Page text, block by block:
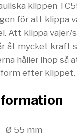
klippen
för att klippa
Att klippa vajer/
åt mycket kraft
håller ihop så
form efter klippet.
Ø 55 mm